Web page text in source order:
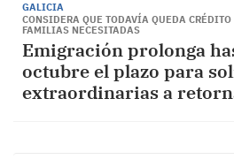
GALICIA
CONSIDERA QUE TODAVÍA QUEDA
FAMILIAS NECESITADAS
Emigración prolonga
octubre el plazo para
extraordinarias a